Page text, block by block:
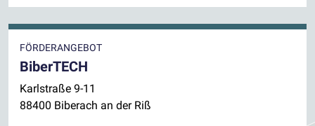
FÖRDERANGEBOT
BiberTECH
Karlstraße 9-11
88400 Biberach an der Riß